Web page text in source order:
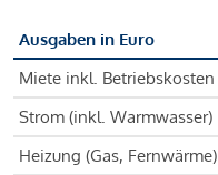
Ausgaben in Euro
Miete inkl. Betriebskosten
Strom (inkl. Warmwasser)
Heizung (Gas, Fernwärme)